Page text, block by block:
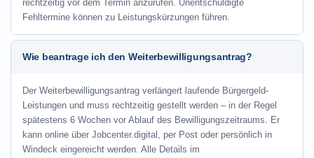
rechtzeitig vor dem Termin anzurufen. Unentschuldigte
Fehltermine können zu Leistungskürzungen führen.
Wie beantrage ich den Weiterbewilligungsantrag?
Der Weiterbewilligungsantrag verlängert laufende Bürgergeld-
Leistungen und muss rechtzeitig gestellt werden – in der Regel
spätestens 6 Wochen vor Ablauf des Bewilligungszeitraums. Er
kann online über Jobcenter.digital, per Post oder persönlich in
Windeck eingereicht werden. Alle Details im